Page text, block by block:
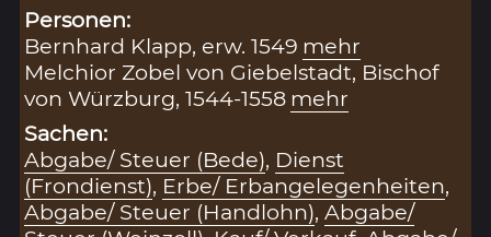
Personen:
Bernhard Klapp, erw. 1549 mehr
Melchior Zobel von Giebelstadt, Bischof
von Würzburg, 1544-1558 mehr
Sachen:
Abgabe/ Steuer (Bede), Dienst
(Frondienst), Erbe/ Erbangelegenheiten,
Abgabe/ Steuer (Handlohn),Abgabe/